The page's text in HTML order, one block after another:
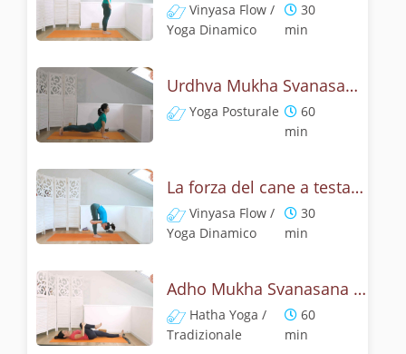
Vinyasa Flow /
Yoga Dinamico
30
min
Urdhva Mukha Svanasana - Pratica yoga con l'anatomia del cane a testa on su
Yoga Posturale
60
min
La forza del cane a testa in su - Yoga Dinamico
Vinyasa Flow /
Yoga Dinamico
30
min
Adho Mukha Svanasana - Lezione yoga con la storia del cane
Hatha Yoga /
Tradizionale
60
min